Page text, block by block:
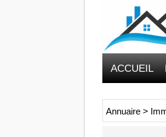
ACCUEIL
Annuaire >